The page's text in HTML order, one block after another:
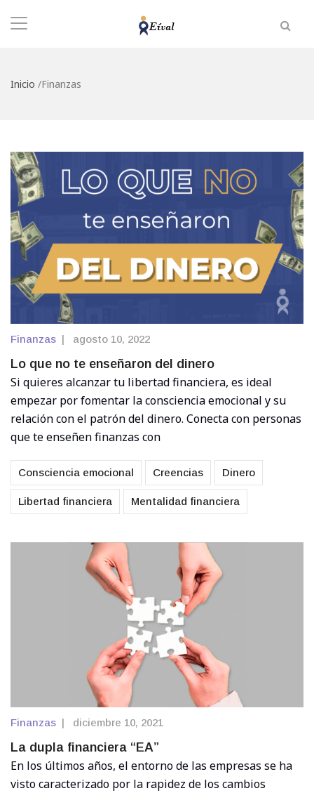
Inicio /Finanzas
Finanzas | agosto 10, 2022
Lo que no te enseñaron del dinero
Si quieres alcanzar tu libertad financiera, es ideal
empezar por fomentar la consciencia emocional y su
relación con el patrón del dinero. Conecta con personas
que te enseñen finanzas con
Consciencia emocional Creencias Dinero
Libertad financiera Mentalidad financiera
Finanzas | diciembre 10, 2021
La dupla financiera “EA”
En los últimos años, el entorno de las empresas se ha
visto caracterizado por la rapidez de los cambios